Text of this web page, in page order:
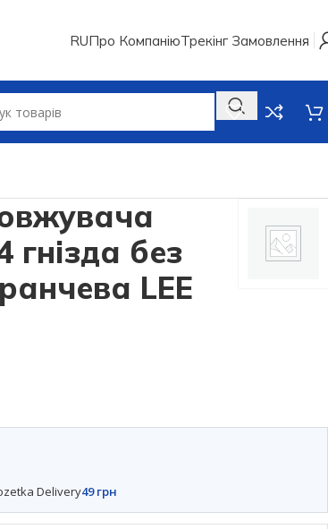
RUПро КомпаніюТрекінг Замовлення
гнізда без
LEE
Delivery49 грн